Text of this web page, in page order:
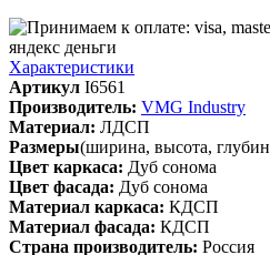
Характеристики
Артикул I6561
Производитель: VMG Industry
Материал: ЛДСП
Размеры(ширина, высота,
Цвет каркаса: Дуб сонома
Цвет фасада: Дуб сонома
Материал каркаса: КДСП
Материал фасада: КДСП
Cтрана производитель: Россия